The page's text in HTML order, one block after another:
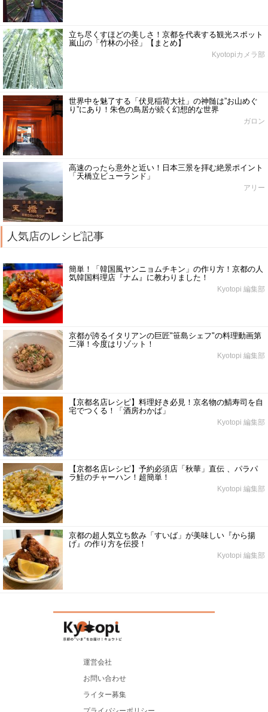
立ち尽くすほどの美しさ！京都を代表する観光スポット
嵐山の「竹林の小径」【まとめ】
Kyotopiカメラ部
世界中を魅了する「伏見稲荷大社」の神髄は”お山めぐ
り”にあり！朱色の鳥居が続く幻想的な世界
ガロン
高速のったら意外と近い！日本三景を拝む絶景ポイント
「天橋立ビューランド」
アリー
人気店のレシピ記事
簡単！「韓国風ヤンニョムチキン」の作り方！京都の人
気韓国料理店『ナム』に教わりました！
Kyotopi 編集部
京都が誇るイタリアンの巨匠"笹島シェフ"の料理動画第
二弾！今度はリゾット！
Kyotopi 編集部
【京都名店レシピ】料理好き必見！京名物の鯖寿司を自
宅でつくる！「酒房わかば」
Kyotopi 編集部
【京都名店レシピ】予約必須店「秋華」直伝 、パラパ
ラ鮭のチャーハン！超簡単！
Kyotopi 編集部
京都の超人気立ち飲み「すいば」が美味しい『から揚
げ』の作り方を伝授！
Kyotopi 編集部
運営会社
お問い合わせ
ライター募集